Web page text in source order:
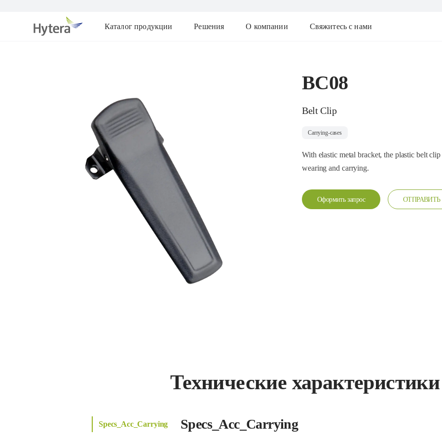
Каталог продукции Решения О компании Свяжитесь с нами
BC08
Belt Clip
Carrying-cases
With elastic metal bracket, the plastic belt
wearing and carrying.
Оформить запрос
Технические
Specs_Acc_Carrying Specs_Acc_Carrying